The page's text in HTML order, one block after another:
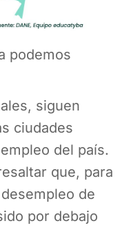
podemos
siguen
ciudades
del país.
que, para
de
por debajo